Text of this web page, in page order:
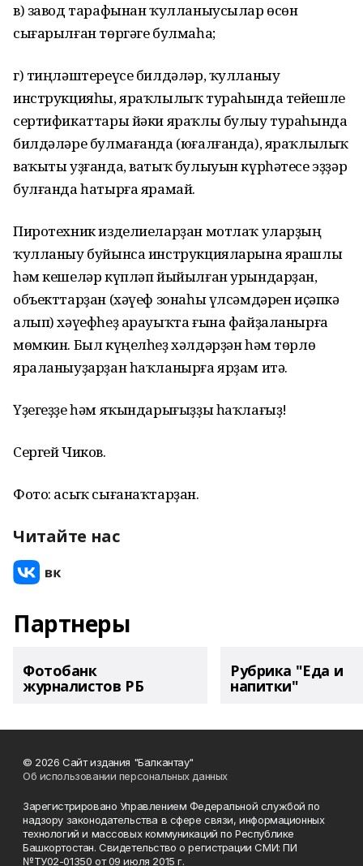
в) завод тарафынан ҡулланыусылар өсөн
сығарылған төргәге булмаһа;
г) тиңләштереүсе билдәләр, ҡулланыу
инструкцияһы, яраҡлылыҡ тураһында тейешле
сертификаттары йәки яраҡлы булыу тураһында
билдәләре булмағанда (юғалғанда), яраҡлылыҡ
ваҡыты уҙғанда, ватыҡ булыуын күрһәтесе эҙҙәр
булғанда һатырға ярамай.
Пиротехник изделиеларҙан мотлаҡ уларҙың
ҡулланыу буйынса инструкцияларына ярашлы
һәм кешеләр күпләп йыйылған урындарҙан,
объекттарҙан (хәүеф зонаһы үлсәмдәрен иҫәпкә
алып) хәүефһеҙ арауыҡта ғына файҙаланырға
мөмкин. Был күңелһеҙ хәлдәрҙән һәм төрлө
яраланыуҙарҙан һаҡланырға ярҙам итә.
Үҙегеҙҙе һәм яҡындарығыҙҙы һаҡлағыҙ!
Сергей Чиков.
Фото: асыҡ сығанаҡтарҙан.
Читайте нас
Партнеры
Фотобанк
журналистов РБ
Рубрика "Еда и
напитки"
© 2026 Сайт издания "Балкантау"
Об использовании персональных данных
Зарегистрировано Управлением Федеральной службой по
надзору законодательства в сфере связи, информационных
технологий и массовых коммуникаций по Республике
Башкортостан. Свидетельство о регистрации СМИ: ПИ
№ТУ02-01350 от 09 июля 2015 г.